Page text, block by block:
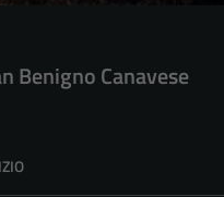
Benigno Canavese